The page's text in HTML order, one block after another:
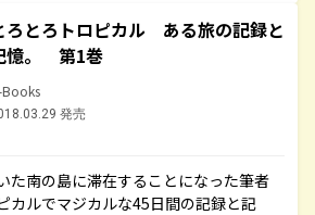
ろとろトロピカル ある旅の記録と
憶。 第1巻
Books
発売
た南の島に滞在することになった筆者
カルでマジカルな45日間の記録と記